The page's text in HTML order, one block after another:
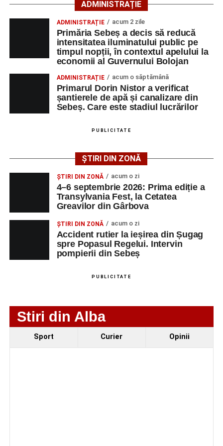
Adaugă-ne ca sursă preferată
Urmărește-ne pe Google News
Ultimele știri din Sebeș
Femeie de 66 de ani, transportată în stare gravă la
strada Dorobanți din Sebeș
Accident pe strada Dorobanți din Sebeș: fermeie
de 66 de ani rănită grav, după ce a fost lovită de o
motocicletă
4–6 septembrie 2026: Prima ediție a Transylvania
Fest, la Cetatea Greavilor din Gârbova
ADMINISTRAȚIE
ADMINISTRAȚIE acum 2 zile
Primăria Sebeș a decis să reducă
intensitatea iluminatului public pe
timpul nopții, în contextul apelului la
economii al Guvernului Bolojan
ADMINISTRAȚIE acum o săptămână
Primarul Dorin Nistor a verificat
șantierele de apă și canalizare din
Sebeș. Care este stadiul lucrărilor
PUBLICITATE
ȘTIRI DIN ZONĂ
ȘTIRI DIN ZONĂ acum o zi
4–6 septembrie 2026: Prima ediție a
Transylvania Fest, la Cetatea
Greavilor din Gârbova
ȘTIRI DIN ZONĂ acum o zi
Accident rutier la ieșirea din Șugag
spre Popasul Regelui. Intervin
pompierii din Sebeș
PUBLICITATE
Stiri din Alba
Sport Curier Opinii